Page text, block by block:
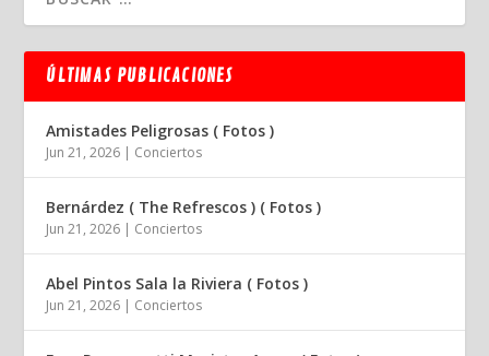
ÚLTIMAS PUBLICACIONES
Amistades Peligrosas ( Fotos )
Jun 21, 2026 | Conciertos
Bernárdez ( The Refrescos ) ( Fotos )
Jun 21, 2026 | Conciertos
Abel Pintos Sala la Riviera ( Fotos )
Jun 21, 2026 | Conciertos